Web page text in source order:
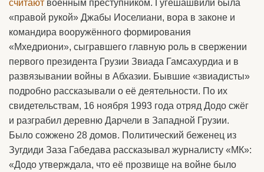
считают военным преступником. Гугешашвили была
«правой рукой» Джабы Иоселиани, вора в законе и
командира вооружённого формирования
«Мхедриони», сыгравшего главную роль в свержении
первого президента Грузии Звиада Гамсахурдиа и в
развязывании войны в Абхазии. Бывшие «звиадисты»
подробно рассказывали о её деятельности. По их
свидетельствам, 16 ноября 1993 года отряд Додо сжёг
и разграбил деревню Дарчели в Западной Грузии.
Было сожжено 28 домов. Политический беженец из
Зугдиди Заза Габедава рассказывал журналисту «МК»:
«Додо утверждала, что её прозвище на войне было